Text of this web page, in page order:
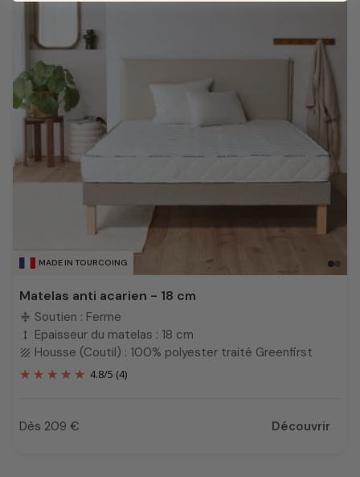
MADE IN TOURCOING
Matelas anti acarien - 18 cm
compress Soutien : Ferme
height Epaisseur du matelas : 18 cm
texture Housse (Coutil) : 100% polyester traité Greenfirst
4.8/5 (4)
Prix
Dès 209 € Découvrir